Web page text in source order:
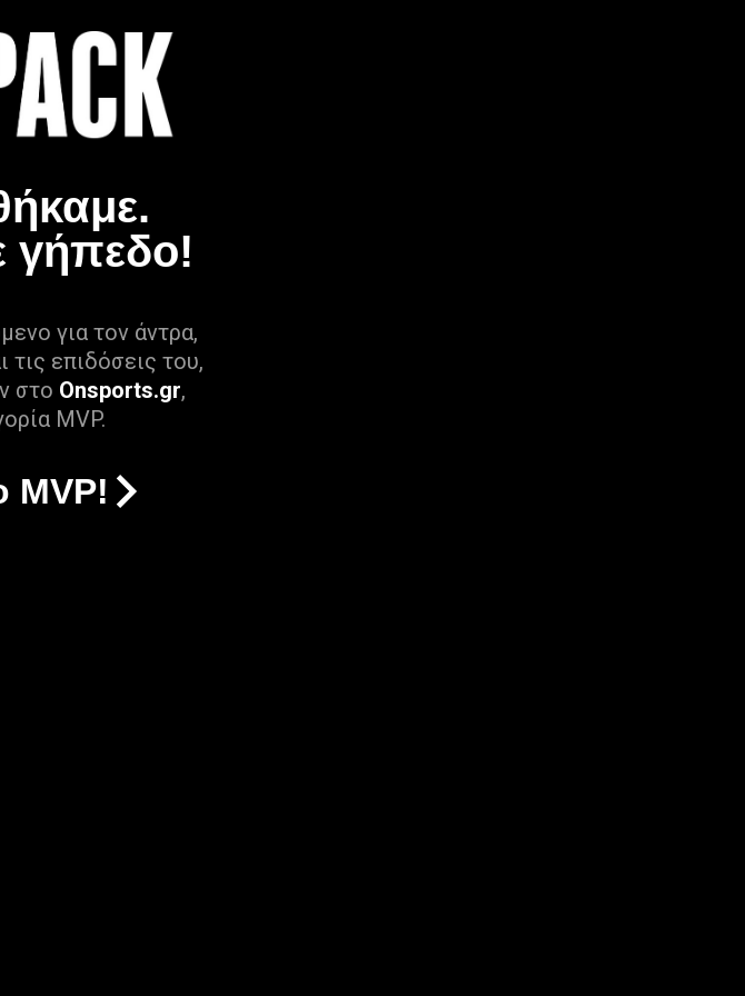
γήπεδο!
για τον άντρα,
τις επιδόσεις του,
στο Onsports.gr,
MVP.
MVP!